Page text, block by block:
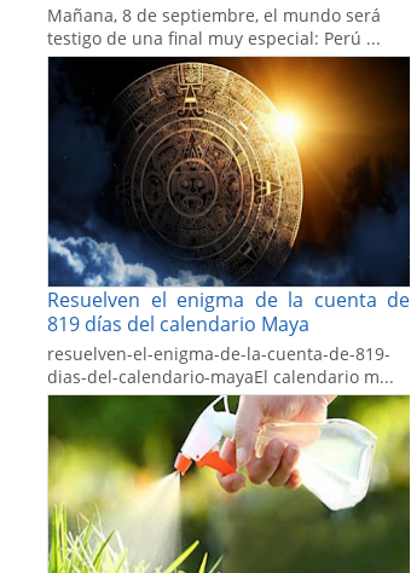
Mañana, 8 de septiembre, el mundo será
testigo de una final muy especial: Perú ...
Resuelven el enigma de la cuenta de
819 días del calendario Maya
resuelven-el-enigma-de-la-cuenta-de-819-
dias-del-calendario-mayaEl calendario m...